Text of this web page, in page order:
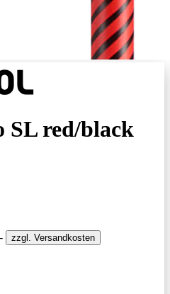
SL red/black
zzgl. Versandkosten